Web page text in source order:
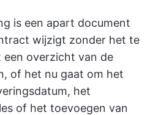
is een apart document
wijzigt zonder het te
overzicht van de
of het nu gaat om het
het
of het toevoegen van